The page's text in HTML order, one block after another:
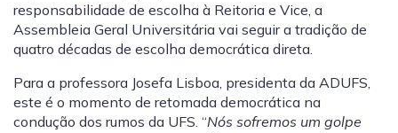
responsabilidade de escolha à Reitoria e Vice, a
Assembleia Geral Universitária vai seguir a tradição de
quatro décadas de escolha democrática direta.
Para a professora Josefa Lisboa, presidenta da ADUFS,
este é o momento de retomada democrática na
condução dos rumos da UFS. “Nós sofremos um golpe